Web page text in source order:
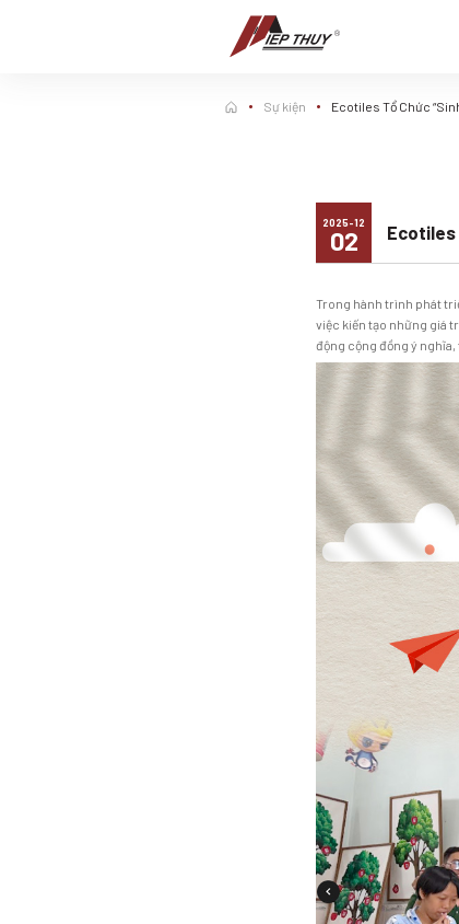
Sự kiện Ecotiles Tổ Chức
2025-12
02 Ecotiles
Trong hành trình phát
việc kiến tạo những giá
động cộng đồng ý